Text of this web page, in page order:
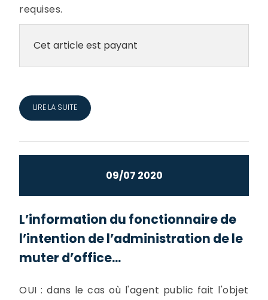
requises.
Cet article est payant
LIRE LA SUITE
09/07 2020
L’information du fonctionnaire de
l’intention de l’administration de le
muter d’office...
OUI : dans le cas où l'agent public fait l'objet